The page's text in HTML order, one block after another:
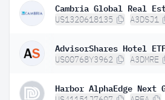
Cambria Global Real
US1320618135 A3DSJ1
AdvisorShares Hotel
US00768Y3962 A3DMRE
Harbor AlphaEdge Next